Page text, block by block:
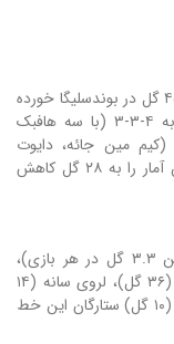
بایرن در فصل قبل (تحت هدایت توخل) ۴۵ گل در بوندسلیگا خورده
بود. کمپانی با تغییر سیستم از ۴-۲-۳-۱ به ۴-۳-۳ (با سه هافبک
مین جائه، دایوت
اوپامکانو، و متیس دلیخت)، موفق شد این آمار را به ۲۸ گل کاهش
بایرن با ۱۱۲ گل زده در بوندسلیگا (میانگین ۳.۳ گل در هر بازی)،
بهترین خط حمله اروپا را دارد. هری کین (۳۶ گل)، لروی سانه (۱۴
گل)، سرژ گنابری (۱۲ گل)، و جمال موسیالا (۱۰ گل) ستارگان این خط